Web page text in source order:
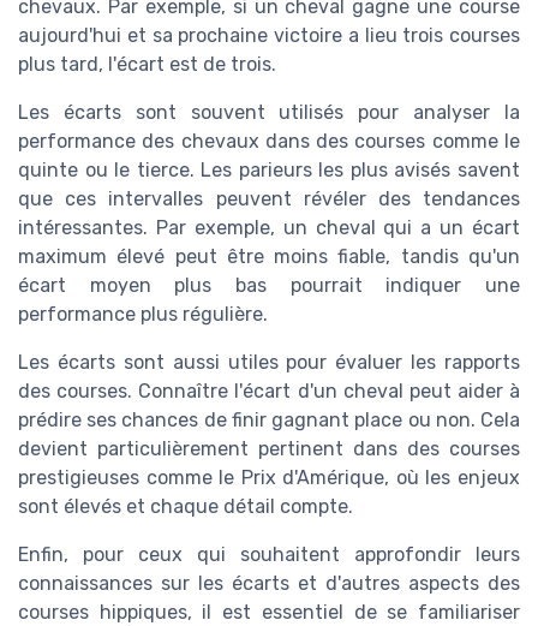
chevaux. Par exemple, si un cheval gagne une course
aujourd'hui et sa prochaine victoire a lieu trois courses
plus tard, l'écart est de trois.
Les écarts sont souvent utilisés pour analyser la
performance des chevaux dans des courses comme le
quinte ou le tierce. Les parieurs les plus avisés savent
que ces intervalles peuvent révéler des tendances
intéressantes. Par exemple, un cheval qui a un écart
maximum élevé peut être moins fiable, tandis qu'un
écart moyen plus bas pourrait indiquer une
performance plus régulière.
Les écarts sont aussi utiles pour évaluer les rapports
des courses. Connaître l'écart d'un cheval peut aider à
prédire ses chances de finir gagnant place ou non. Cela
devient particulièrement pertinent dans des courses
prestigieuses comme le Prix d'Amérique, où les enjeux
sont élevés et chaque détail compte.
Enfin, pour ceux qui souhaitent approfondir leurs
connaissances sur les écarts et d'autres aspects des
courses hippiques, il est essentiel de se familiariser